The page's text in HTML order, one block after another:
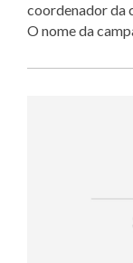
coordenador da
O nome da